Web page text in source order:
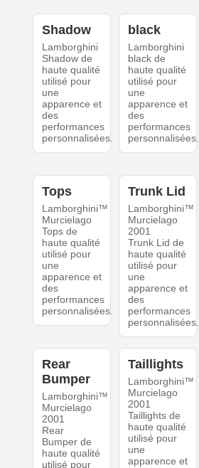
Shadow
Lamborghini
Shadow de
haute qualité
utilisé pour
une
apparence et
des
performances
personnalisées.
black
Lamborghini
black de
haute qualité
utilisé pour
une
apparence et
des
performances
personnalisées.
Tops
Lamborghini™
Murcielago
Tops de
haute qualité
utilisé pour
une
apparence et
des
performances
personnalisées.
Trunk Lid
Lamborghini™
Murcielago
2001
Trunk Lid de
haute qualité
utilisé pour
une
apparence et
des
performances
personnalisées.
Rear
Bumper
Lamborghini™
Murcielago
2001
Rear
Bumper de
haute qualité
utilisé pour
Taillights
Lamborghini™
Murcielago
2001
Taillights de
haute qualité
utilisé pour
une
apparence et